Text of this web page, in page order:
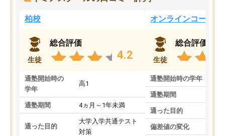
柏校
生徒
総合評価
4.2
通塾開始時の
学年
高1
通塾期間 4ヵ月～1年未満
通った目的
大学入学共通テスト
対策
オンラインコース
生徒
総合評価
通塾開始時の学年
通塾期間
通った目的
偏差値の変化